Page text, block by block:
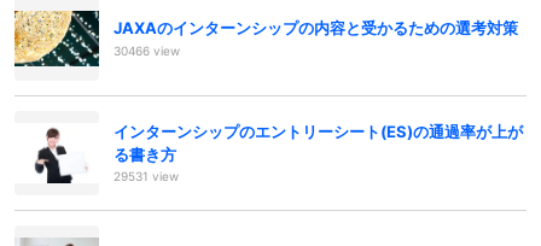
JAXAのインターンシップの内容と受かるための選考対策
30466 view
インターンシップのエントリーシート(ES)の通過率が上が
る書き方
29531 view